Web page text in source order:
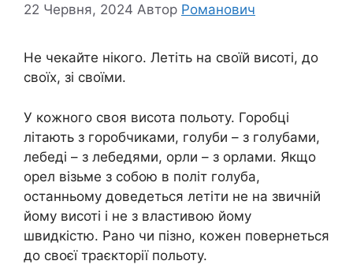
22 Червня, 2024 Автор Романович
Не чекайте нікого. Летіть на своїй висоті, до
своїх, зі своїми.
У кожного своя висота польоту. Горобці
літають з горобчиками, голуби – з голубами,
лебеді – з лебедями, орли – з орлами. Якщо
орел візьме з собою в політ голуба,
останньому доведеться летіти не на звичній
йому висоті і не з властивою йому
швидкістю. Рано чи пізно, кожен повернеться
до своєї траєкторії польоту.